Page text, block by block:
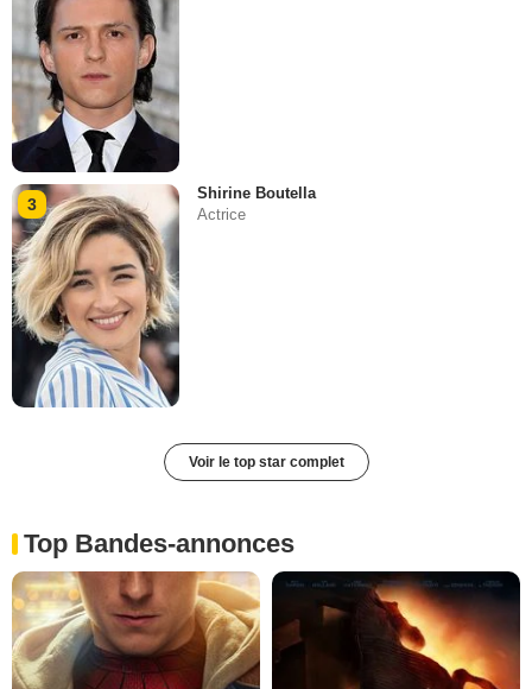
3
Shirine Boutella
Actrice
Voir le top star complet
Top Bandes-annonces